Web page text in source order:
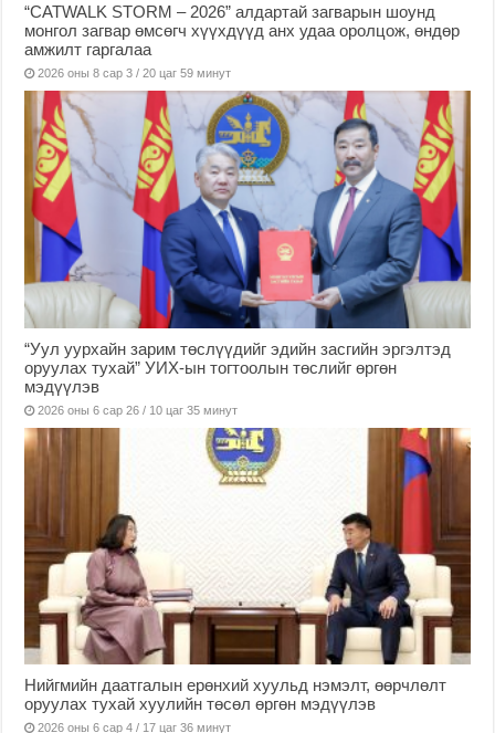
“CATWALK STORM – 2026” алдартай загварын шоунд
монгол загвар өмсөгч хүүхдүүд анх удаа оролцож, өндөр
амжилт гаргалаа
2026 оны 8 сар 3 / 20 цаг 59 минут
“Уул уурхайн зарим төслүүдийг эдийн засгийн эргэлтэд
оруулах тухай” УИХ-ын тогтоолын төслийг өргөн
мэдүүлэв
2026 оны 6 сар 26 / 10 цаг 35 минут
Нийгмийн даатгалын ерөнхий хуульд нэмэлт, өөрчлөлт
оруулах тухай хуулийн төсөл өргөн мэдүүлэв
2026 оны 6 сар 4 / 17 цаг 36 минут